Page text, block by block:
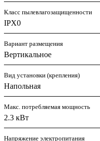
Класс пылевлагозащищенности
IPX0
Вариант размещения
Вертикальное
Вид установки (крепления)
Напольная
Макс. потребляемая мощность
2.3 кВт
Напряжение электропитания